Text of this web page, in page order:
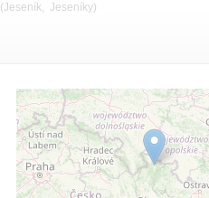
(Jeseník, Jeseníky)